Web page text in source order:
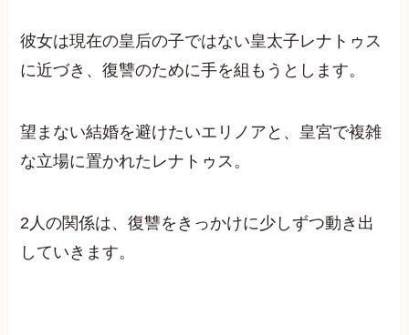
彼女は現在の皇后の子ではない皇太子レナトゥス
に近づき、復讐のために手を組もうとします。
望まない結婚を避けたいエリノアと、皇宮で複雑
な立場に置かれたレナトゥス。
2人の関係は、復讐をきっかけに少しずつ動き出
していきます。